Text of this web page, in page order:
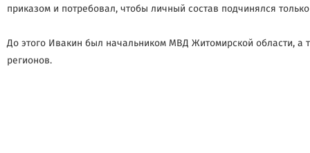
приказом и потребовал, чтобы личный состав подчинялся
До этого Ивакин был начальником МВД Житомирской области, а
регионов.